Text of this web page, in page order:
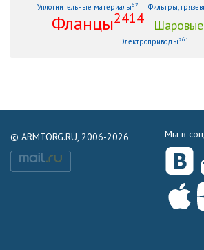
Уплотнительные материалы67 Фильтры,
Фланцы2414
Электроприводы 261
© ARMTORG.RU, 2006-2026 Мы в